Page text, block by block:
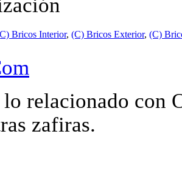
Bricos Interior, (C) Bricos Exterior, (C)
relacionado con
zafiras.